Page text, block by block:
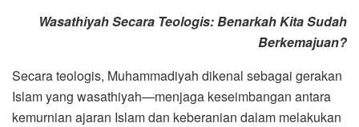
Wasathiyah Secara Teologis: Benarkah Kita Sudah
Berkemajuan?
Secara teologis, Muhammadiyah dikenal sebagai gerakan
Islam yang wasathiyah—menjaga keseimbangan antara
kemurnian ajaran Islam dan keberanian dalam melakukan